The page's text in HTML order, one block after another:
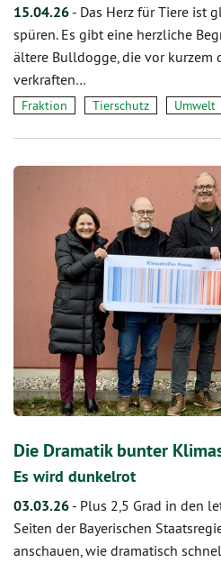
15.04.26 - Das Herz für Tiere ist
spüren. Es gibt eine herzliche
ältere Bulldogge, die vor kurzem
verkraften…
Fraktion Tierschutz Umwelt
Die Dramatik bunter
Es wird dunkelrot
03.03.26 - Plus 2,5 Grad in den
Seiten der Bayerischen
anschauen, wie dramatisch